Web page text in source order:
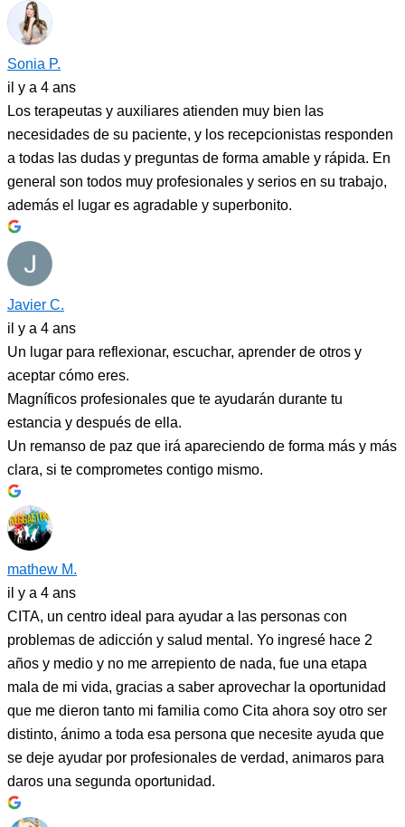
Sonia P.
il y a 4 ans
Los terapeutas y auxiliares atienden muy bien las
necesidades de su paciente, y los recepcionistas responden
a todas las dudas y preguntas de forma amable y rápida. En
general son todos muy profesionales y serios en su trabajo,
además el lugar es agradable y superbonito.
Javier C.
il y a 4 ans
Un lugar para reflexionar, escuchar, aprender de otros y
aceptar cómo eres.
Magníficos profesionales que te ayudarán durante tu
estancia y después de ella.
Un remanso de paz que irá apareciendo de forma más y más
clara, si te comprometes contigo mismo.
mathew M.
il y a 4 ans
CITA, un centro ideal para ayudar a las personas con
problemas de adicción y salud mental. Yo ingresé hace 2
años y medio y no me arrepiento de nada, fue una etapa
mala de mi vida, gracias a saber aprovechar la oportunidad
que me dieron tanto mi familia como Cita ahora soy otro ser
distinto, ánimo a toda esa persona que necesite ayuda que
se deje ayudar por profesionales de verdad, animaros para
daros una segunda oportunidad.